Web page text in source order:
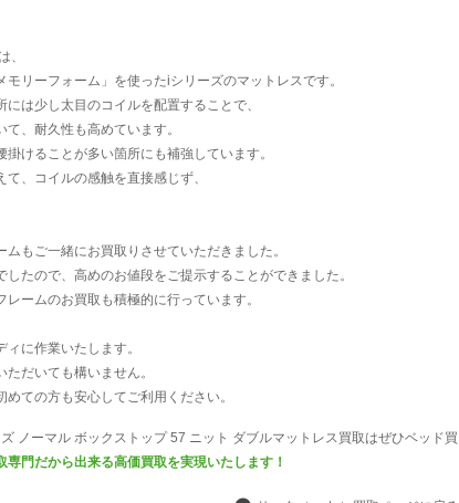
、
リーフォーム」を使ったiシリーズのマットレスです。
は少し太目のコイルを配置することで、
、耐久性も高めています。
けることが多い箇所にも補強しています。
、コイルの感触を直接感じず、
もご一緒にお買取りさせていただきました。
たので、高めのお値段をご提示することができました。
ームのお買取も積極的に行っています。
に作業いたします。
だいても構いません。
ての方も安心してご利用ください。
ノーマル ボックストップ 57 ニット ダブルマットレス買取はぜひベッド買
専門だから出来る高価買取を実現いたします！